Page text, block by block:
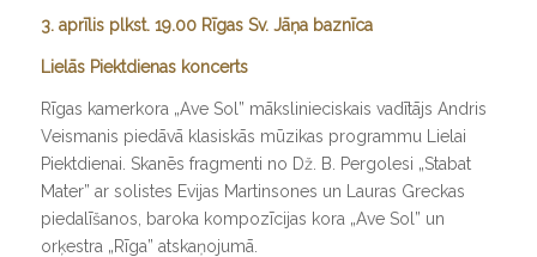
3. aprīlis plkst. 19.00 Rīgas Sv. Jāņa baznīca
Lielās Piektdienas koncerts
Rīgas kamerkora „Ave Sol ” mākslinieciskais vadītājs Andris
Veismanis piedāvā klasiskās mūzikas programmu Lielai
Piektdienai. Skanēs fragmenti no Dž. B. Pergolesi „Stabat
Mater” ar solistes Evijas Martinsones un Lauras Greckas
piedalīšanos, baroka kompozīcijas kora „Ave Sol ” un
orķestra „Rīga” atskaņojumā.